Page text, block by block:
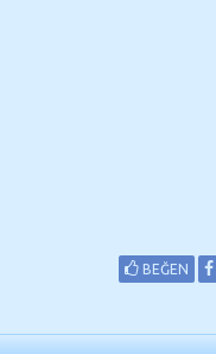
BEĞEN